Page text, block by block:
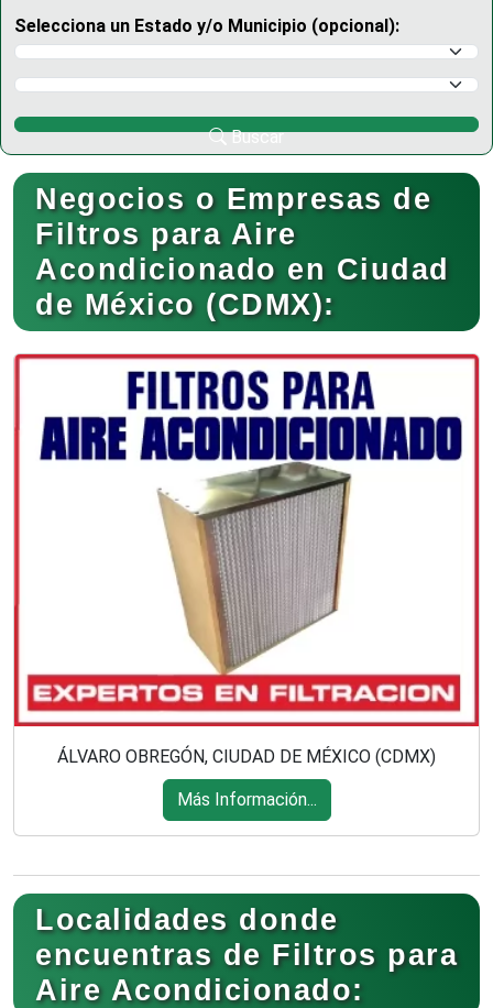
Selecciona un Estado y/o Municipio (opcional):
Selecciona un Estado
Selecciona un Municipio
Buscar
Negocios o Empresas de
Filtros para Aire
Acondicionado en Ciudad
de México (CDMX):
ÁLVARO OBREGÓN, CIUDAD DE MÉXICO (CDMX)
Más Información...
Localidades donde
encuentras de Filtros para
Aire Acondicionado: